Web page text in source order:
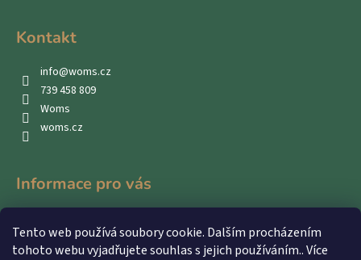
Tento web používá soubory cookie. Dalším procházením
tohoto webu vyjadřujete souhlas s jejich používáním.. Více
Kontakt
info@woms.cz
739 458 809
Woms
woms.cz
Informace pro vás
Obchodní podmínky
Podmínky ochrany osobních údajů